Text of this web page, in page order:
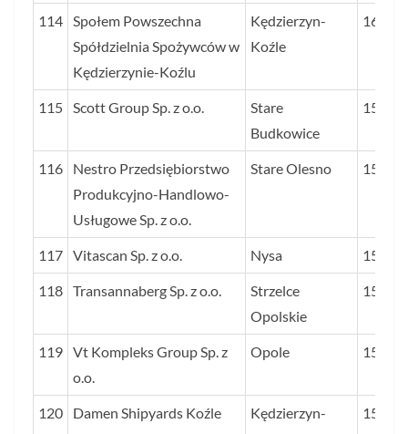
114
Społem Powszechna
Spółdzielnia Spożywców w
Kędzierzynie-Koźlu
Kędzierzyn-
Koźle
160
115 Scott Group Sp. z o.o.
Stare
Budkowice
157
116
Nestro Przedsiębiorstwo
Produkcyjno-Handlowo-
Usługowe Sp. z o.o.
Stare Olesno 157
117 Vitascan Sp. z o.o. Nysa 156
118 Transannaberg Sp. z o.o.
Strzelce
Opolskie
153
119 Vt Kompleks Group Sp. z
o.o.
Opole 153
120
Damen Shipyards Koźle
Kędzierzyn-
151